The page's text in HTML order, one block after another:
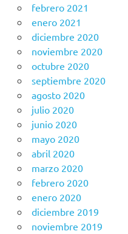
febrero 2021
enero 2021
diciembre 2020
noviembre 2020
octubre 2020
septiembre 2020
agosto 2020
julio 2020
junio 2020
mayo 2020
abril 2020
marzo 2020
febrero 2020
enero 2020
diciembre 2019
noviembre 2019